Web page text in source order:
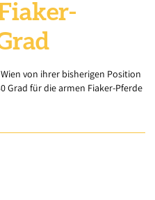
von ihrer bisherigen Position
Grad für die armen Fiaker-Pferde